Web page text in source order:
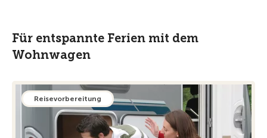
Für entspannte Ferien mit dem
Wohnwagen
Reisevorbereitung